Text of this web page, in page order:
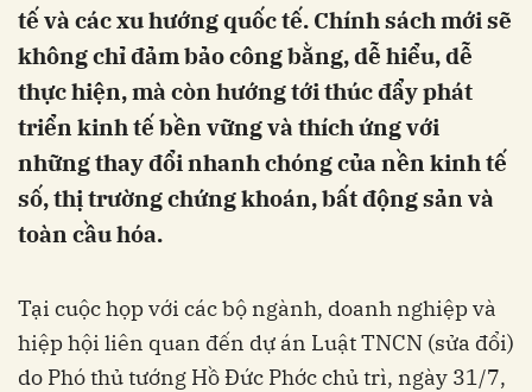
tế và các xu hướng quốc tế. Chính sách mới sẽ
không chỉ đảm bảo công bằng, dễ hiểu, dễ
thực hiện, mà còn hướng tới thúc đẩy phát
triển kinh tế bền vững và thích ứng với
những thay đổi nhanh chóng của nền kinh tế
số, thị trường chứng khoán, bất động sản và
toàn cầu hóa.
Tại cuộc họp với các bộ ngành, doanh nghiệp và
hiệp hội liên quan đến dự án Luật TNCN (sửa đổi)
do Phó thủ tướng Hồ Đức Phớc chủ trì, ngày 31/7,